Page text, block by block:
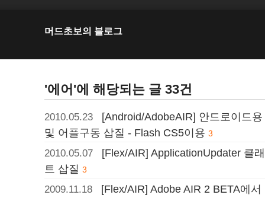
머드초보의 블로그
'에어'에 해당되는 글 33건
2010.05.23
[Android/AdobeAIR] 안드로이드
및 어플구동 삽질 - Flash CS5이용 3
2010.05.07
[Flex/AIR] ApplicationUpdater 클
트 삽질 3
2009.11.18
[Flex/AIR] Adobe AIR 2 BETA에